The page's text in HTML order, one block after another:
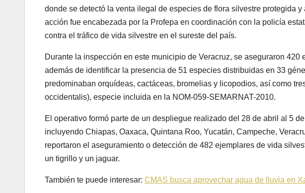
donde se detectó la venta ilegal de especies de flora silvestre protegida
acción fue encabezada por la Profepa en coordinación con la policía
contra el tráfico de vida silvestre en el sureste del país.
Durante la inspección en este municipio de Veracruz, se aseguraron 420
además de identificar la presencia de 51 especies distribuidas en 33
predominaban orquídeas, cactáceas, bromelias y licopodios, así como
occidentalis), especie incluida en la NOM-059-SEMARNAT-2010.
El operativo formó parte de un despliegue realizado del 28 de abril al 5
incluyendo Chiapas, Oaxaca, Quintana Roo, Yucatán, Campeche,
reportaron el aseguramiento o detección de 482 ejemplares de vida
un tigrillo y un jaguar.
También te puede interesar: CMAS busca aprovechar agua de lluvia en